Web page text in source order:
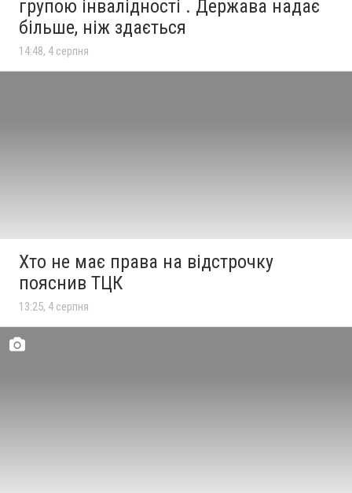
групою інвалідності . Держава надає
більше, ніж здається
14:48, 4 серпня
Хто не має права на відстрочку
пояснив ТЦК
13:25, 4 серпня